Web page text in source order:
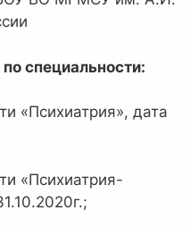
специальности:
«Психиатрия», дата
«Психиатрия-